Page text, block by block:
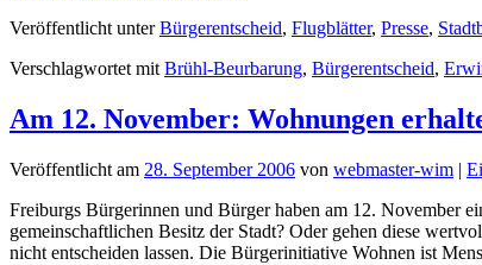
Veröffentlicht unter Bürgerentscheid, Flugblätter, Presse,
Verschlagwortet mit Brühl-Beurbarung, Bürgerentscheid,
Am 12. November: Wohnungen
Veröffentlicht am 28. September 2006 von webmaster-wim |
Freiburgs Bürgerinnen und Bürger haben am 12. November
gemeinschaftlichen Besitz der Stadt? Oder gehen diese
nicht entscheiden lassen. Die Bürgerinitiative Wohnen ist